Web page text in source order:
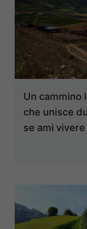
Un cammino
che unisce
se ami